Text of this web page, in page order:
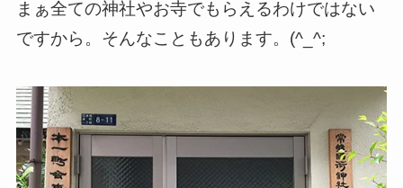
まぁ全ての神社やお寺でもらえるわけではない
ですから。そんなこともあります。(^_^;